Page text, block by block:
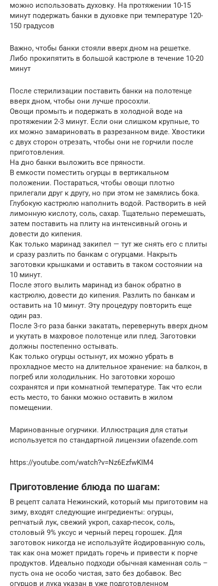
можно использовать духовку. На протяжении 10-15
минут подержать банки в духовке при температуре 120-
150 градусов
Важно, чтобы банки стояли вверх дном на решетке.
Либо прокипятить в большой кастрюле в течение 10-20
минут
После стерилизации поставить банки на полотенце
вверх дном, чтобы они лучше просохли.
Овощи промыть и подержать в холодной воде на
протяжении 2-3 минут. Если они слишком крупные, то
их можно замариновать в разрезанном виде. Хвостики
с двух сторон отрезать, чтобы они не горчили после
приготовления.
На дно банки выложить все пряности.
В емкости поместить огурцы в вертикальном
положении. Постараться, чтобы овощи плотно
прилегали друг к другу, но при этом не замялись бока.
Глубокую кастрюлю наполнить водой. Растворить в ней
лимонную кислоту, соль, сахар. Тщательно перемешать,
затем поставить на плиту на интенсивный огонь и
довести до кипения.
Как только маринад закипел — тут же снять его с плиты
и сразу разлить по банкам с огурцами. Накрыть
заготовки крышками и оставить в таком состоянии на
10 минут.
После этого вылить маринад из банок обратно в
кастрюлю, довести до кипения. Разлить по банкам и
оставить на 10 минут. Эту процедуру повторить еще
один раз.
После 3-го раза банки закатать, перевернуть вверх дном
и укутать в махровое полотенце или плед. Заготовки
должны постепенно остывать.
Как только огурцы остынут, их можно убрать в
прохладное место на длительное хранение: на балкон, в
погреб или холодильник. Но заготовки хорошо
сохранятся и при комнатной температуре. Так что если
есть место, то банки можно оставить в жилом
помещении.
Маринованные огурчики. Иллюстрация для статьи
используется по стандартной лицензии ofazende.com
https://youtube.com/watch?v=Nz6EzfwKIM4
Приготовление блюда по шагам:
В рецепт салата Нежинский, который мы приготовим на
зиму, входят следующие ингредиенты: огурцы,
репчатый лук, свежий укроп, сахар-песок, соль,
столовый 9% уксус и черный перец горошек. Для
заготовок никогда не используйте йодированную соль,
так как она может придать горечь и привести к порче
продуктов. Идеально подходи обычная каменная соль –
пусть она не особо чистая, зато без добавок. Вес
огурцов и лука указан в уже подготовленном